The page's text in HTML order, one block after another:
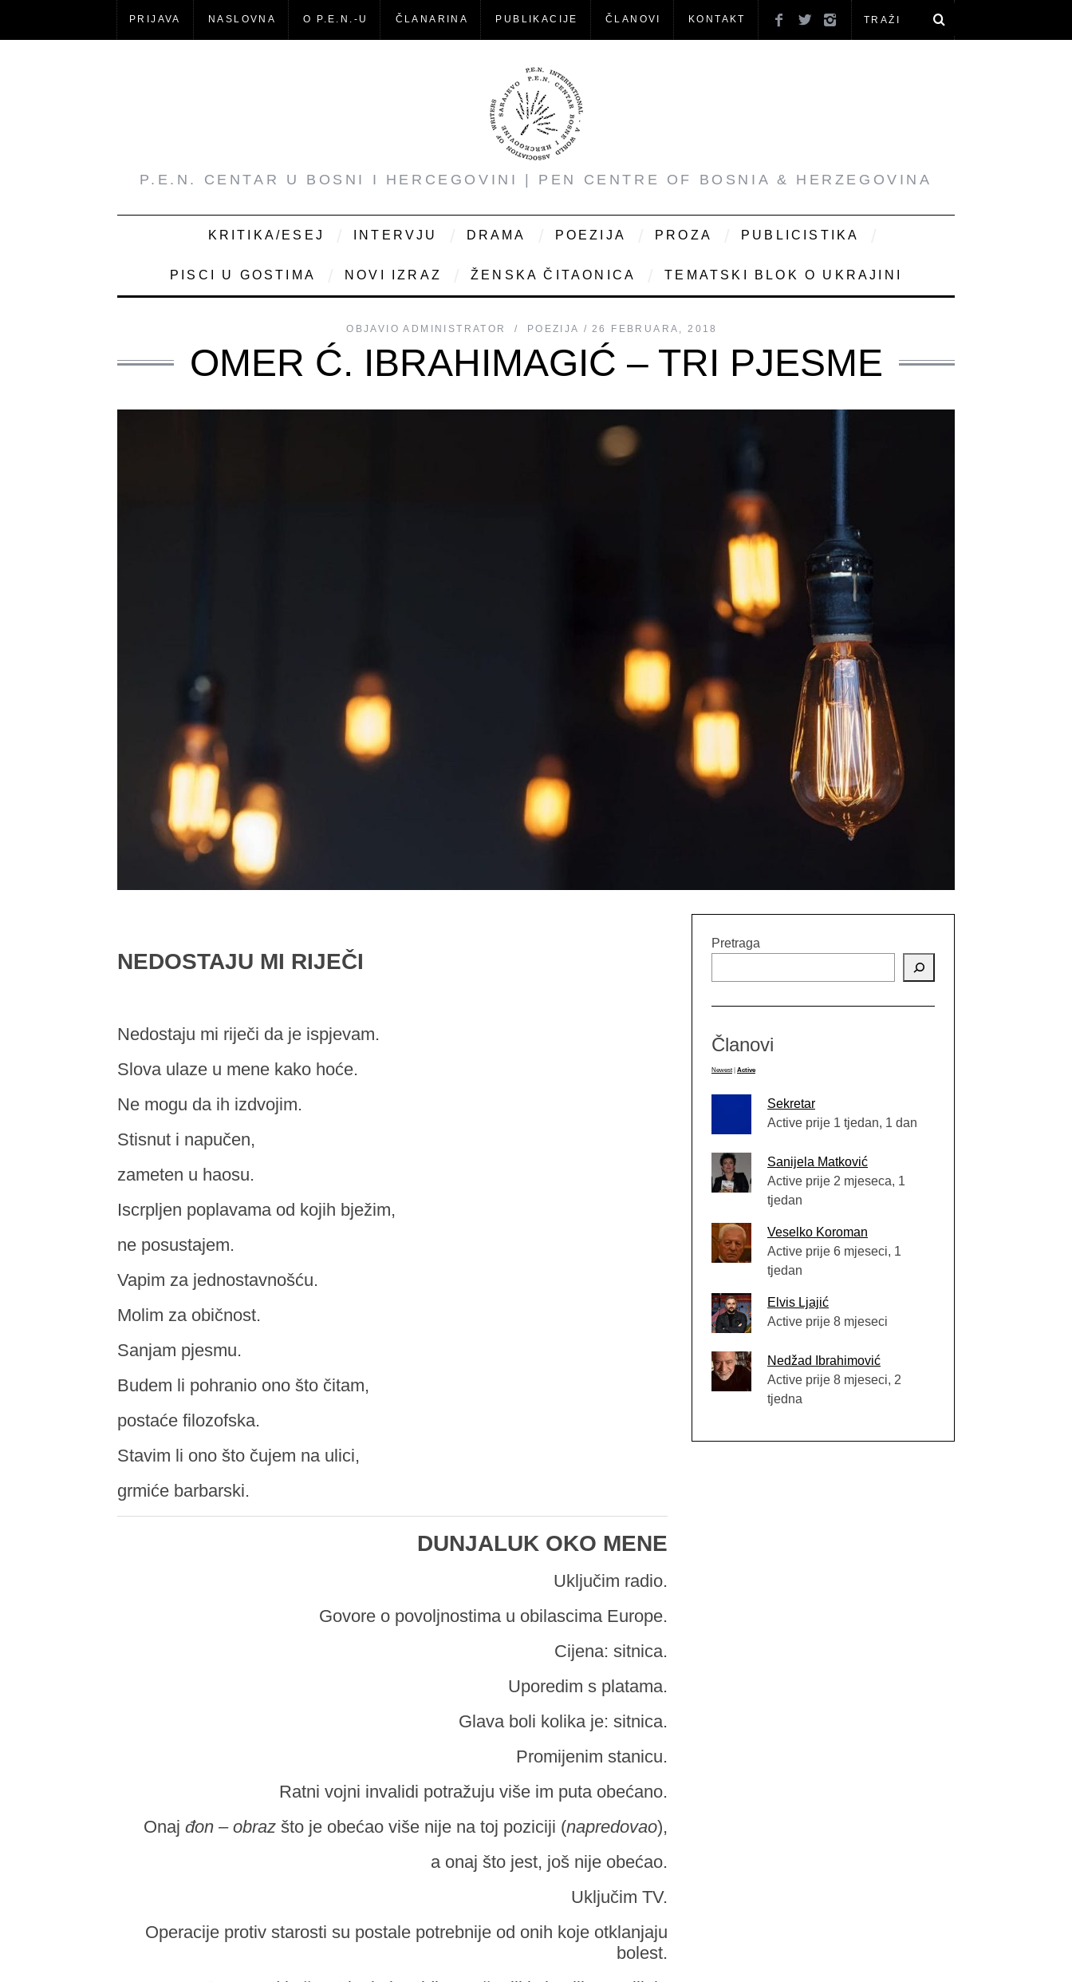
PRIJAVA NASLOVNA O P.E.N.-U ČLANARINA PUBLIKACIJE ČLANOVI KONTAKT
P.E.N. CENTAR U BOSNI I HERCEGOVINI | PEN CENTRE OF BOSNIA & HERZEGOVINA
KRITIKA/ESEJ INTERVJU DRAMA POEZIJA PROZA PUBLICISTIKA
PISCI U GOSTIMA NOVI IZRAZ ŽENSKA ČITAONICA TEMATSKI BLOK O UKRAJINI
OBJAVIO ADMINISTRATOR POEZIJA 26 FEBRUARA, 2018
OMER Ć. IBRAHIMAGIĆ – TRI PJESME
NEDOSTAJU MI RIJEČI
Nedostaju mi riječi da je ispjevam.
Slova ulaze u mene kako hoće.
Ne mogu da ih izdvojim.
Stisnut i napučen,
zameten u haosu.
Iscrpljen poplavama od kojih bježim,
ne posustajem.
Vapim za jednostavnošću.
Molim za običnost.
Sanjam pjesmu.
Budem li pohranio ono što čitam,
postaće filozofska.
Stavim li ono što čujem na ulici,
grmiće barbarski.
DUNJALUK OKO MENE
Uključim radio.
Govore o povoljnostima u obilascima Europe.
Cijena: sitnica.
Uporedim s platama.
Glava boli kolika je: sitnica.
Promijenim stanicu.
Ratni vojni invalidi potražuju više im puta obećano.
Onaj đon – obraz što je obećao više nije na toj poziciji (napredovao),
a onaj što jest, još nije obećao.
Uključim TV.
Operacije protiv starosti su postale potrebnije od onih koje otklanjaju
bolest.
Pretraga
Članovi
Newest Active
Sekretar
Active prije 1 tjedan, 1 dan
Sanijela Matković
Active prije 2 mjeseca, 1
tjedan
Veselko Koroman
Active prije 6 mjeseci, 1
tjedan
Elvis Ljajić
Active prije 8 mjeseci
Nedžad Ibrahimović
Active prije 8 mjeseci, 2
tjedna